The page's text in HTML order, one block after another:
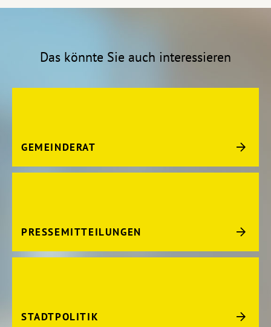
Das könnte Sie auch interessieren
GEMEINDERAT
PRESSEMITTEILUNGEN
STADTPOLITIK